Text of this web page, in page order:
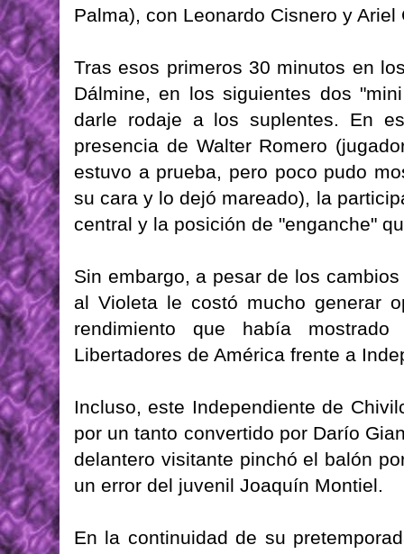
Palma), con Leonardo Cisnero y
Tras esos primeros 30 minutos en
Dálmine, en los siguientes dos
darle rodaje a los suplentes. En
presencia de Walter Romero
estuvo a prueba, pero poco pudo
su cara y lo dejó mareado), la
central y la posición de "enganche"
Sin embargo, a pesar de los
al Violeta le costó mucho generar
rendimiento que había
Libertadores de América frente a
Incluso, este Independiente de
por un tanto convertido por Darío
delantero visitante pinchó el balón
un error del juvenil Joaquín Montiel.
En la continuidad de su